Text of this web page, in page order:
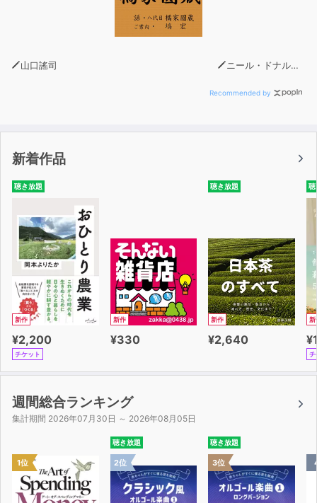
山口謠司 ニール・ドナルド・ウォルシュ
Recommended by
新着作品
聴き放題
新作
¥2,200
チケット
新作
¥330
聴き放題
新作
¥2,640
聴
新
チ
週間総合ランキング
集計期間 2026年07月30日 ～ 2026年08月05日
1位
聴き放題
2位
聴き放題
3位